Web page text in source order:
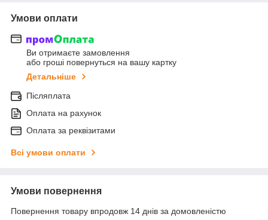
Умови оплати
Ви отримаєте замовлення
або гроші повернуться на вашу картку
Детальніше
Післяплата
Оплата на рахунок
Оплата за реквізитами
Всі умови оплати
Умови повернення
Повернення товару впродовж 14 днів за домовленістю